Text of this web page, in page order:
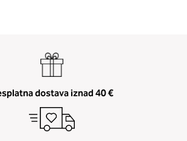
dostava iznad 40 €
Izmerite prsni obseg. Šiviljski
izreza in čez prsi, v višini bradavic
vdolbine med prsmi. V razdelku 2.